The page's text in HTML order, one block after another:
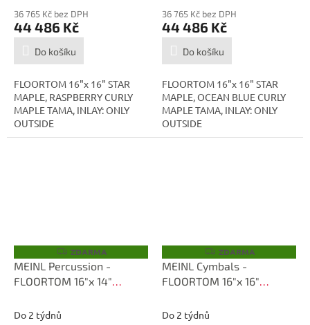
36 765 Kč bez DPH
44 486 Kč
Do košíku
FLOORTOM 16"x 16" STAR
MAPLE, RASPBERRY CURLY
MAPLE TAMA, INLAY: ONLY
OUTSIDE
36 765 Kč bez DPH
44 486 Kč
Do košíku
FLOORTOM 16"x 16" STAR
MAPLE, OCEAN BLUE CURLY
MAPLE TAMA, INLAY: ONLY
OUTSIDE
Z
D
A
R
ZDARMA
MEINL Percussion -
FLOORTOM 16"x 14"
Do 2 týdnů
Z
D
A
R
ZDARMA
MEINL Cymbals -
FLOORTOM 16"x 16"
Do 2 týdnů